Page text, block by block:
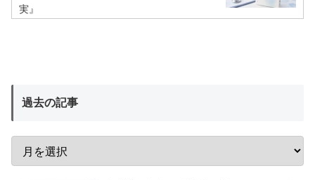
実』
過去の記事